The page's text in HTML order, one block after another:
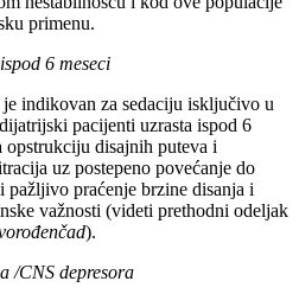
primenu.
6 meseci
indikovan za sedaciju isključivo u
pacijenti uzrasta ispod 6
opstrukciju disajnih puteva i
uz postepeno povećanje do
pažljivo praćenje brzine disanja i
važnosti (videti prethodni odeljak
).
/CNS depresora